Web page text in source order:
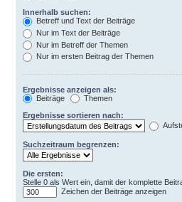
Innerhalb suchen:
Betreff und Text der Beiträge
Nur im Text der Beiträge
Nur im Betreff der Themen
Nur im ersten Beitrag der Themen
Ergebnisse anzeigen als:
Beiträge
Themen
Ergebnisse sortieren nach:
Suchzeitraum begrenzen:
Die ersten:
Stelle 0 als Wert ein, damit der komplette
Zeichen der Beiträge anzeigen